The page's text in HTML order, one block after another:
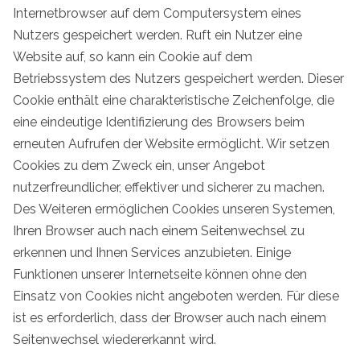
Internetbrowser auf dem Computersystem eines
Nutzers gespeichert werden. Ruft ein Nutzer eine
Website auf, so kann ein Cookie auf dem
Betriebssystem des Nutzers gespeichert werden. Dieser
Cookie enthält eine charakteristische Zeichenfolge, die
eine eindeutige Identifizierung des Browsers beim
erneuten Aufrufen der Website ermöglicht. Wir setzen
Cookies zu dem Zweck ein, unser Angebot
nutzerfreundlicher, effektiver und sicherer zu machen.
Des Weiteren ermöglichen Cookies unseren Systemen,
Ihren Browser auch nach einem Seitenwechsel zu
erkennen und Ihnen Services anzubieten. Einige
Funktionen unserer Internetseite können ohne den
Einsatz von Cookies nicht angeboten werden. Für diese
ist es erforderlich, dass der Browser auch nach einem
Seitenwechsel wiedererkannt wird.